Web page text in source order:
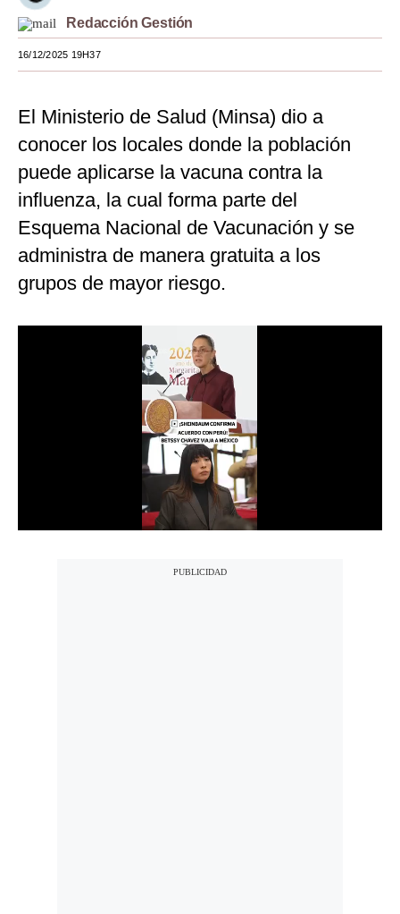
Estilos
Mundo
EEUU
México
España
Tecnología
Club del Suscriptor
Mix
Redacción Gestión
16/12/2025 19H37
El Ministerio de Salud (Minsa) dio a
conocer los locales donde la población
puede aplicarse la vacuna contra la
influenza, la cual forma parte del
Esquema Nacional de Vacunación y se
administra de manera gratuita a los
grupos de mayor riesgo.